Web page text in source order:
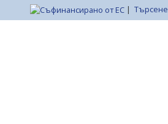
| Търсене